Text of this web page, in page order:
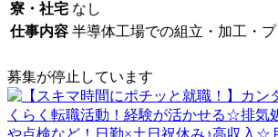
寮・社宅 なし
仕事内容 半導体工場での組立・加工・
募集が停止しています